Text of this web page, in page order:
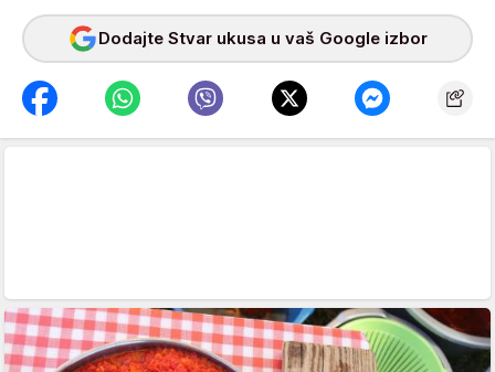
Dodajte Stvar ukusa u vaš Google izbor